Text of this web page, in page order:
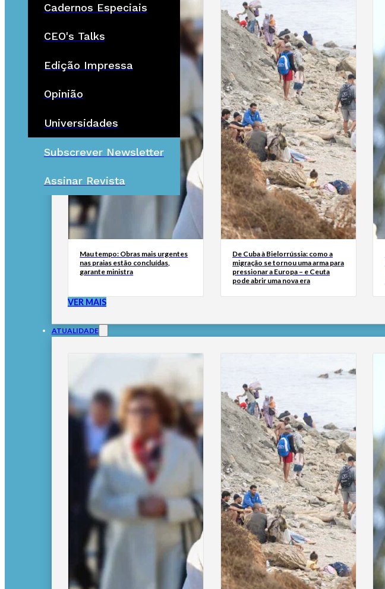
Cadernos Especiais
CEO's Talks
Edição Impressa
Opinião
Universidades
Subscrever Newsletter
Assinar Revista
Mau tempo: Obras mais urgentes
nas praias estão concluídas,
garante ministra
De Cuba à Bielorrússia: como a
migração se tornou uma arma para
pressionar a Europa – e Ceuta
pode abrir uma nova era
VER MAIS
ATUALIDADE